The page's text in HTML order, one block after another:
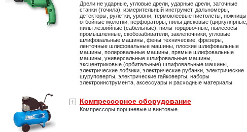
Дрели не ударные, угловые дрели, ударные дрели, заточные
станки (точила), измерительный инструмет, дальномеры,
детекторы, рулетки, уровни, термоклеевые пистолеты, ножницы,
отбойные молотки, перфораторы, пилы дисковые (циркулярные,
пилы лезвийные (сабельные), пилы торцовочные, пылесосы
промышленные, скобозабиватели, заклепочники, угловые
шлифовальные машины, фены технические, фрезеры,
ленточные шлифовальные машины, плоские шлифовальные
машины, полировальные машины, прямые шлифовальные
машины, универсальные шлифовальные машины,
эксцентриковые (орбитальные) шлифовальные машины,
электрические лобзики, электрические рубанки, электрические
шуруповерты, электрические гайковерты, наборы
электроинструмента, аксессуары и расходные материалы.
Компрессорное оборудование
Компрессоры поршневые и винтовые.